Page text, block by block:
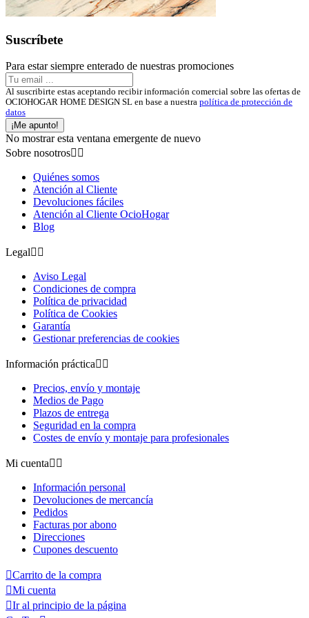
Suscríbete
Para estar siempre enterado de nuestras promociones
Al suscribirte estas aceptando recibir información comercial sobre las ofertas de
OCIOHOGAR HOME DESIGN SL en base a nuestra política de protección de
datos
¡Me apunto!
No mostrar esta ventana emergente de nuevo
Sobre nosotros 
Quiénes somos
Atención al Cliente
Devoluciones fáciles
Atención al Cliente OcioHogar
Blog
Legal 
Aviso Legal
Condiciones de compra
Política de privacidad
Política de Cookies
Garantía
Gestionar preferencias de cookies
Información práctica 
Precios, envío y montaje
Medios de Pago
Plazos de entrega
Seguridad en la compra
Costes de envío y montaje para profesionales
Mi cuenta 
Información personal
Devoluciones de mercancía
Pedidos
Facturas por abono
Direcciones
Cupones descuento
Carrito de la compra
Mi cuenta
Ir al principio de la página